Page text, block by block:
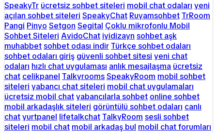
SpeakyTr ücretsiz sohbet siteleri mobil chat odaları yeni
açılan sohbet siteleri SpeakyChat RuyamsohbetTrRoom
Pangi Pinyo Setgon Segital Çoklu mikrofonlu Mobil
Sohbet Siteleri AvidoChat iyidizayn sohbet aşk
muhabbetsohbet odası indirTürkçe sohbet odaları
sohbet odaları giriş güvenli sohbet sitesi yeni chat
odaları hızlı chat uygulaması anlık mesajlaşma ücretsiz
chat celikpanel TalkyroomsSpeakyRoom mobil sohbet
siteleri yabancı chat siteleri mobil chat uygulamaları
ücretsiz mobil chatyabancılarla sohbet online sohbet
mobil arkadaşlık siteleri görüntülü sohbet odaları canlı
chatyurtpanel lifetalkchatTalkyRoom sesli sohbet
siteleri mobil chat mobil arkadaş bul mobil chat forumları